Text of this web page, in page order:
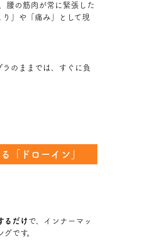
腰の筋肉が常に緊張した
」や「痛み」として現
のままでは、すぐに負
「ドローイン」
るだけ で、インナーマッ
です。